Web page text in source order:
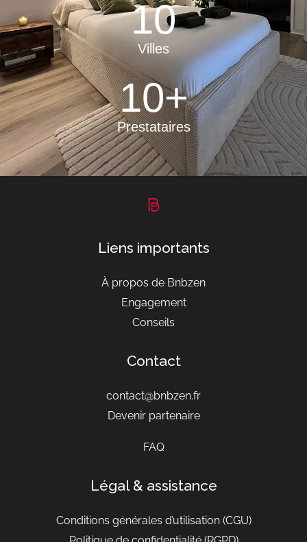
Villes
10
Prestataires
10+
Liens importants
À propos de Bnbzen
Engagement
Conseils
Contact
contact@bnbzen.fr
Devenir partenaire
FAQ
Légal & assistance
Conditions générales d’utilisation(CGU)